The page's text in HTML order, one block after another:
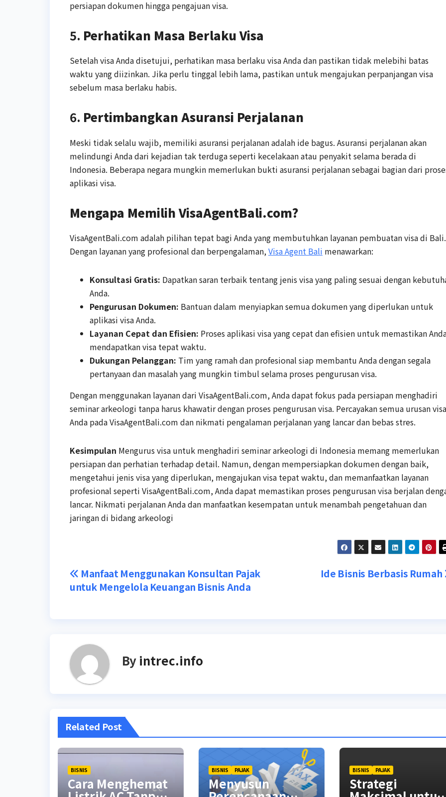
persiapan dokumen hingga pengajuan visa.
5. Perhatikan Masa Berlaku Visa
Setelah visa Anda disetujui, perhatikan masa berlaku visa Anda dan pastikan tidak melebihi batas
waktu yang diizinkan. Jika perlu tinggal lebih lama, pastikan untuk mengajukan perpanjangan visa
sebelum masa berlaku habis.
6. Pertimbangkan Asuransi Perjalanan
Meski tidak selalu wajib, memiliki asuransi perjalanan adalah ide bagus. Asuransi perjalanan akan
melindungi Anda dari kejadian tak terduga seperti kecelakaan atau penyakit selama berada di
Indonesia. Beberapa negara mungkin memerlukan bukti asuransi perjalanan sebagai bagian dari
aplikasi visa.
Mengapa Memilih VisaAgentBali.com?
VisaAgentBali.com adalah pilihan tepat bagi Anda yang membutuhkan layanan pembuatan visa di Bali.
Dengan layanan yang profesional dan berpengalaman,Visa Agent Bali menawarkan:
Konsultasi Gratis: Dapatkan saran terbaik tentang jenis visa yang paling sesuai dengan
Anda.
Pengurusan Dokumen: Bantuan dalam menyiapkan semua dokumen yang diperlukan untuk
aplikasi visa Anda.
Layanan Cepat dan Efisien: Proses aplikasi visa yang cepat dan efisien untuk memastikan
mendapatkan visa tepat waktu.
Dukungan Pelanggan: Tim yang ramah dan profesional siap membantu Anda dengan segala
pertanyaan dan masalah yang mungkin timbul selama proses pengurusan visa.
Dengan menggunakan layanan dari VisaAgentBali.com, Anda dapat fokus pada persiapan menghadiri
seminar arkeologi tanpa harus khawatir dengan proses pengurusan visa. Percayakan semua urusan visa
Anda pada VisaAgentBali.com dan nikmati pengalaman perjalanan yang lancar dan bebas stres.
Kesimpulan Mengurus visa untuk menghadiri seminar arkeologi di Indonesia memang memerlukan
persiapan dan perhatian terhadap detail. Namun, dengan mempersiapkan dokumen dengan baik,
mengetahui jenis visa yang diperlukan, mengajukan visa tepat waktu, dan memanfaatkan layanan
profesional seperti VisaAgentBali.com, Anda dapat memastikan proses pengurusan visa berjalan
lancar. Nikmati perjalanan Anda dan manfaatkan kesempatan untuk menambah pengetahuan dan
jaringan di bidang arkeologi
Post
navigation
Ide Bisnis Berbasis Rumah
Manfaat Menggunakan Konsultan Pajak
untuk Mengelola Keuangan Bisnis Anda
By intrec.info
Related Post
BISNIS
Cara Menghemat
BISNIS PAJAK
Menyusun
BISNIS PAJAK
Strategi